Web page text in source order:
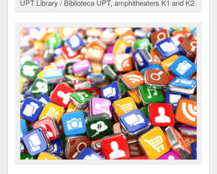
UPT Library / Biblioteca UPT, amphitheaters K1 and K2